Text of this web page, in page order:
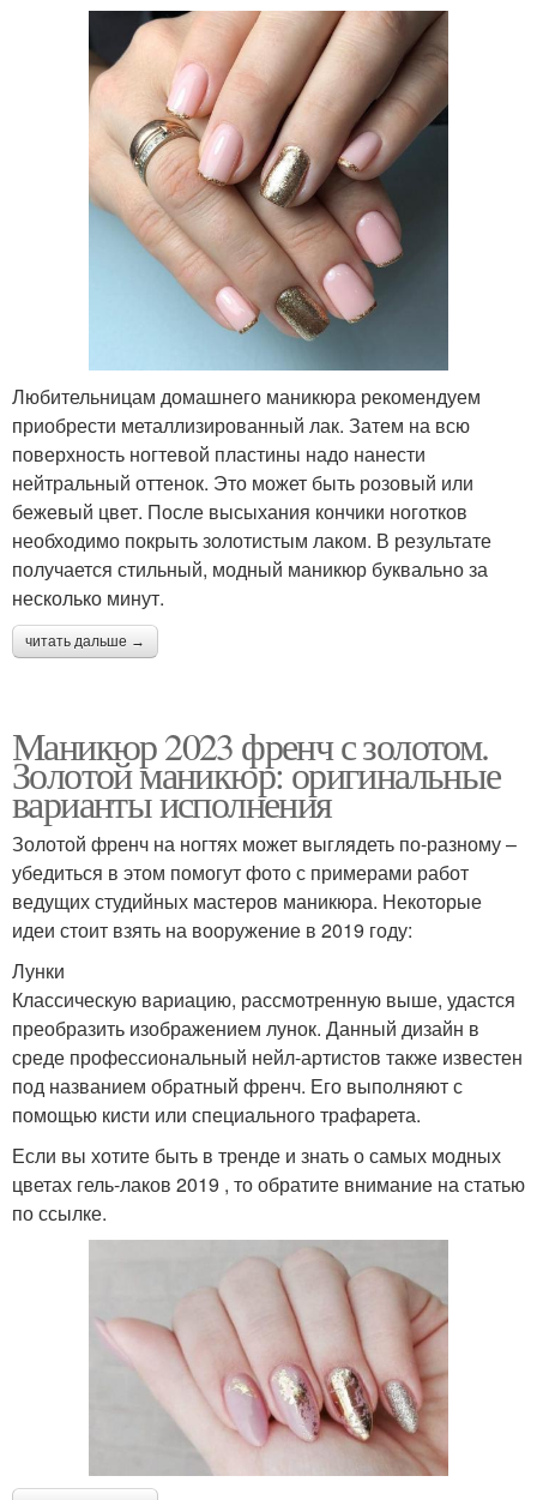
Любительницам домашнего маникюра рекомендуем
приобрести металлизированный лак. Затем на всю
поверхность ногтевой пластины надо нанести
нейтральный оттенок. Это может быть розовый или
бежевый цвет. После высыхания кончики ноготков
необходимо покрыть золотистым лаком. В результате
получается стильный, модный маникюр буквально за
несколько минут.
читать дальше →
Маникюр 2023 френч с золотом.
Золотой маникюр: оригинальные
варианты исполнения
Золотой френч на ногтях может выглядеть по-разному –
убедиться в этом помогут фото с примерами работ
ведущих студийных мастеров маникюра. Некоторые
идеи стоит взять на вооружение в 2019 году:
Лунки
Классическую вариацию, рассмотренную выше, удастся
преобразить изображением лунок. Данный дизайн в
среде профессиональный нейл-артистов также известен
под названием обратный френч. Его выполняют с
помощью кисти или специального трафарета.
Если вы хотите быть в тренде и знать о самых модных
цветах гель-лаков 2019 , то обратите внимание на статью
по ссылке.